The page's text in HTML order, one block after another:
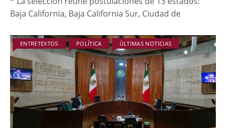
Baja California, Baja California Sur, Ciudad de
ENTRETEXTOS POLÍTICA ÚLTIMAS NOTICIAS